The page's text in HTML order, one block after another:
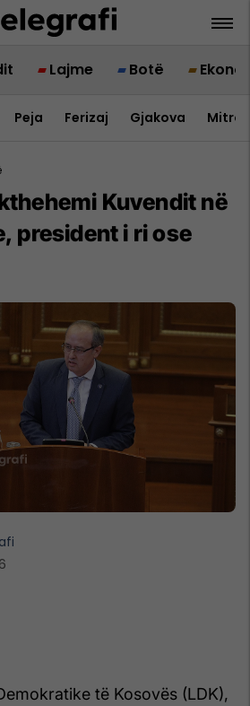
Lajme Botë
Peja Ferizaj Gjakova
Kuvendit në
president i ri ose
të Kosovës (LDK),